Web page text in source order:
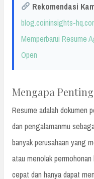
Rekomendasi
blog.coininsights-
Memperbarui Resume
Open
Mengapa
Resume adalah dokumen
dan pengalamanmu
banyak perusahaan yang
atau menolak
cepat dan hanya dapat